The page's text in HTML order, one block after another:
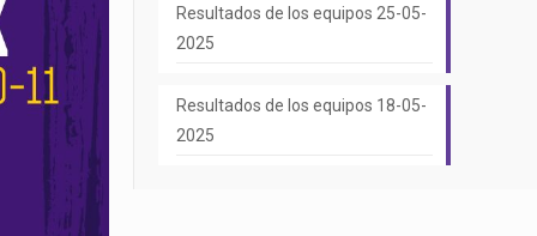
Resultados de los equipos 25-05-
2025
Resultados de los equipos 18-05-
2025